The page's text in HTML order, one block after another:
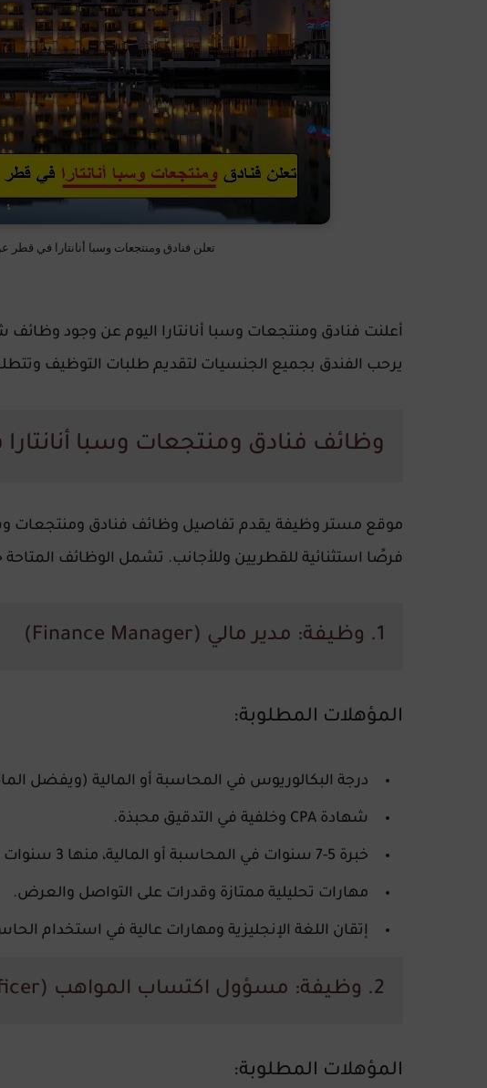
تعلن فنادق ومنتجعات وسبا أنانتارا في قطر
أعلنت فنادق ومنتجعات وسبا أنانتارا اليوم عن وجود
يرحب الفندق بجميع الجنسيات لتقديم طلبات التوظيف
وظائف فنادق ومنتجعات وسبا
موقع مستر وظيفة يقدم تفاصيل وظائف فنادق ومنتجعات
فرصًا استثنائية للقطريين وللأجانب. تشمل الوظائف المتاحة
1. وظيفة: مدير مالي (Finance Manager)
المؤهلات المطلوبة:
درجة البكالوريوس في المحاسبة أو المالية (ويفضل
شهادة CPA وخلفية في التدقيق محبذة.
خبرة 5-7 سنوات في المحاسبة أو المالية، منها 3 سنوات في منصب إداري.
مهارات تحليلية ممتازة وقدرات على التواصل والعرض.
إتقان اللغة الإنجليزية ومهارات عالية في استخدام
2. وظيفة: مسؤول اكتساب المواهب (Talent Acquisition Officer)
المؤهلات المطلوبة: